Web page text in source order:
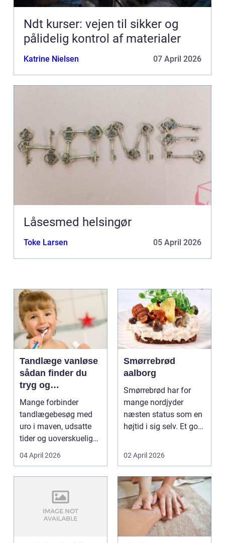
Ndt kurser: vejen til sikker og
pålidelig kontrol af materialer
Katrine Nielsen 07 April 2026
Låsesmed helsingør
Toke Larsen 05 April 2026
Tandlæge vanløse
sådan finder du
tryg og
professionel
tandpleje
Mange forbinder
tandlægebesøg med
uro i maven, udsatte
tider og uoverskuelige
priser. Samtidig ved
04 April 2026
Smørrebrød
aalborg
Smørrebrød har for
mange nordjyder
næsten status som en
højtid i sig selv. Et godt
02 April 2026